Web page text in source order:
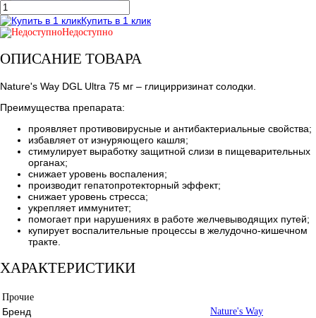
Купить в 1 клик
Недоступно
ОПИСАНИЕ ТОВАРА
Nature's Way DGL Ultra 75 мг – глицирризинат солодки.
Преимущества препарата:
проявляет противовирусные и антибактериальные свойства;
избавляет от изнуряющего кашля;
стимулирует выработку защитной слизи в пищеварительных
органах;
снижает уровень воспаления;
производит гепатопротекторный эффект;
снижает уровень стресса;
укрепляет иммунитет;
помогает при нарушениях в работе желчевыводящих путей;
купирует воспалительные процессы в желудочно-кишечном
тракте.
ХАРАКТЕРИСТИКИ
Прочие
Бренд Nature's Way